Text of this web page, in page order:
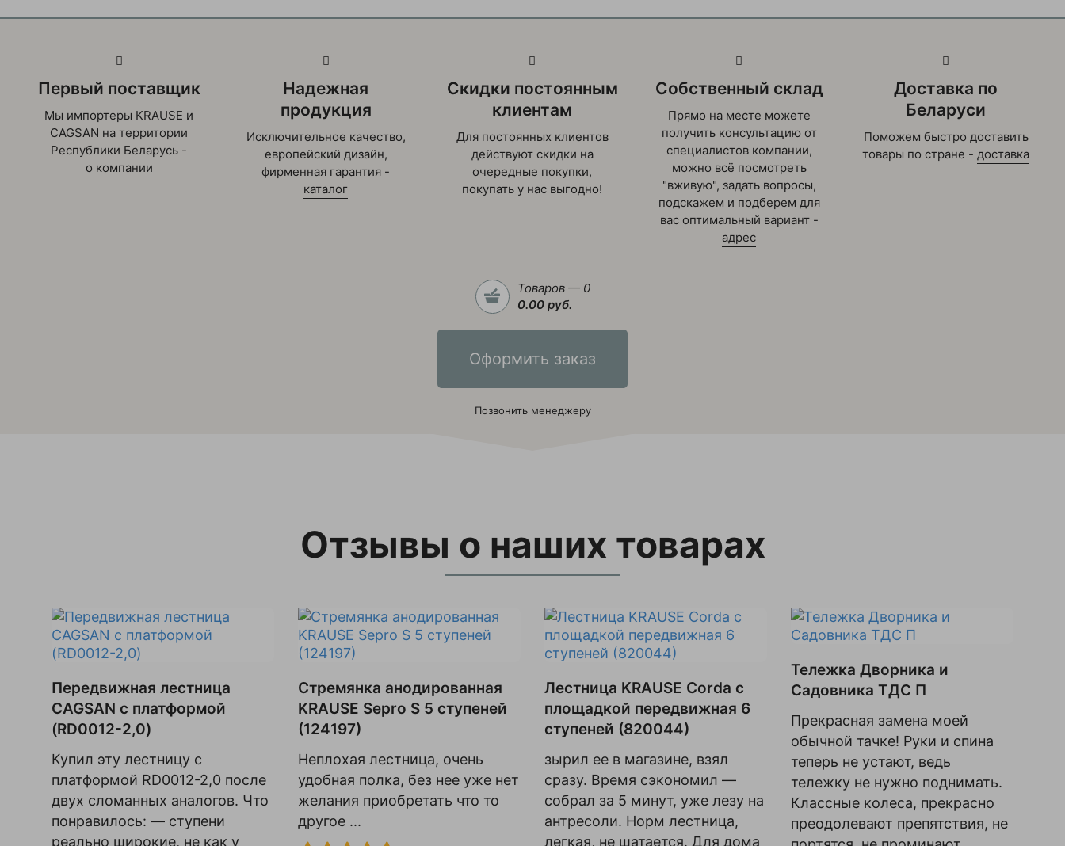
Первый поставщик
Мы импортеры KRAUSE и
CAGSAN на территории
Республики Беларусь -
о компании
Надежная
продукция
Исключительное качество,
европейский дизайн,
фирменная гарантия -
каталог
Скидки постоянным
клиентам
Для постоянных клиентов
действуют скидки на
очередные покупки,
покупать у нас выгодно!
Собственный склад
Прямо на месте можете
получить консультацию от
специалистов компании,
можно всё посмотреть
"вживую", задать вопросы,
подскажем и подберем для
вас оптимальный вариант -
адрес
Доставка по
Беларуси
Поможем быстро доставить
товары по стране -доставка
Товаров — 0
0.00 руб.
Оформить заказ
Позвонить менеджеру
Отзывы о наших товарах
Передвижная лестница
CAGSAN с платформой
(RD0012-2,0)
Купил эту лестницу с
платформой RD0012-2,0 после
двух сломанных аналогов. Что
понравилось: — ступени
реально широкие, не как у
Стремянка анодированная
KRAUSE Sepro S 5 ступеней
(124197)
Неплохая лестница, очень
удобная полка, без нее уже нет
желания приобретать что то
другое ...
Лестница KRAUSE Corda с
площадкой передвижная 6
ступеней (820044)
зырил ее в магазине, взял
сразу. Время сэкономил —
собрал за 5 минут, уже лезу на
антресоли. Норм лестница,
легкая, не шатается. Для дома
Тележка Дворника и
Садовника ТДС П
Прекрасная замена моей
обычной тачке! Руки и спина
теперь не устают, ведь
тележку не нужно поднимать.
Классные колеса, прекрасно
преодолевают препятствия, не